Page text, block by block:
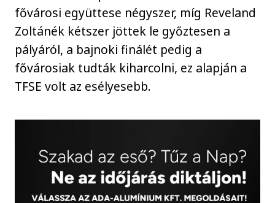
fővárosi együttese négyszer, míg Reveland
Zoltánék kétszer jöttek le győztesen a
pályáról, a bajnoki finálét pedig a
fővárosiak tudták kiharcolni, ez alapján a
TFSE volt az esélyesebb.